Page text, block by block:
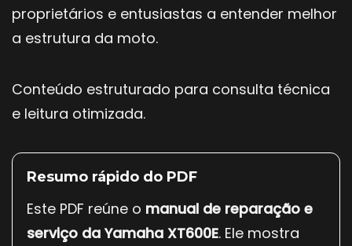
proprietários e entusiastas a entender melhor
a estrutura da moto.
Conteúdo estruturado para consulta técnica
e leitura otimizada.
Resumo rápido do PDF
Este PDF reúne o manual de reparação e
serviço da Yamaha XT600E. Ele mostra